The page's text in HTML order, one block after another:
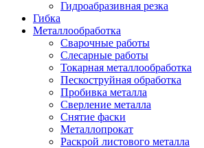
Гидроабразивная резка
Гибка
Металлообработка
Сварочные работы
Слесарные работы
Токарная металлообработка
Пескоструйная обработка
Пробивка металла
Сверление металла
Снятие фаски
Металлопрокат
Раскрой листового металла